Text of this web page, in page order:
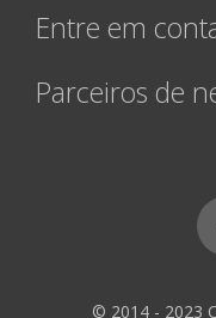
Entre em
Parceiros de
© 2014 - 2023